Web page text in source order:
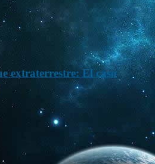
extraterrestre: El caso